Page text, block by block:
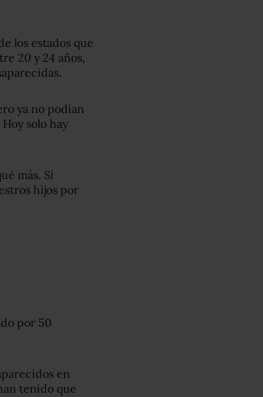
los estados que
20 y 24 años,
ya no podían
solo hay
más. Si
hijos por
por 50
en
tenido que